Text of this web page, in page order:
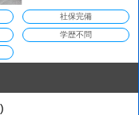
社保完備
学歴不問